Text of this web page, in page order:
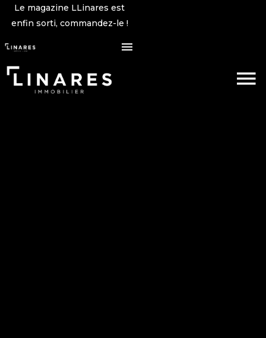
Le magazine LLinares est
enfin sorti, commandez-le !